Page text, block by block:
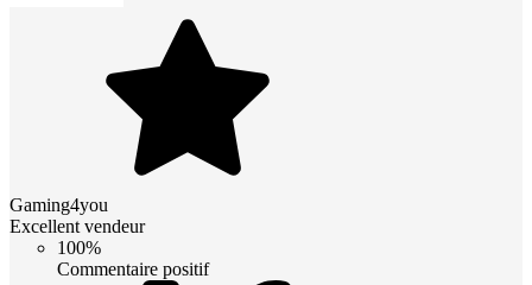
Gaming4you
Excellent vendeur
100%
Commentaire positif